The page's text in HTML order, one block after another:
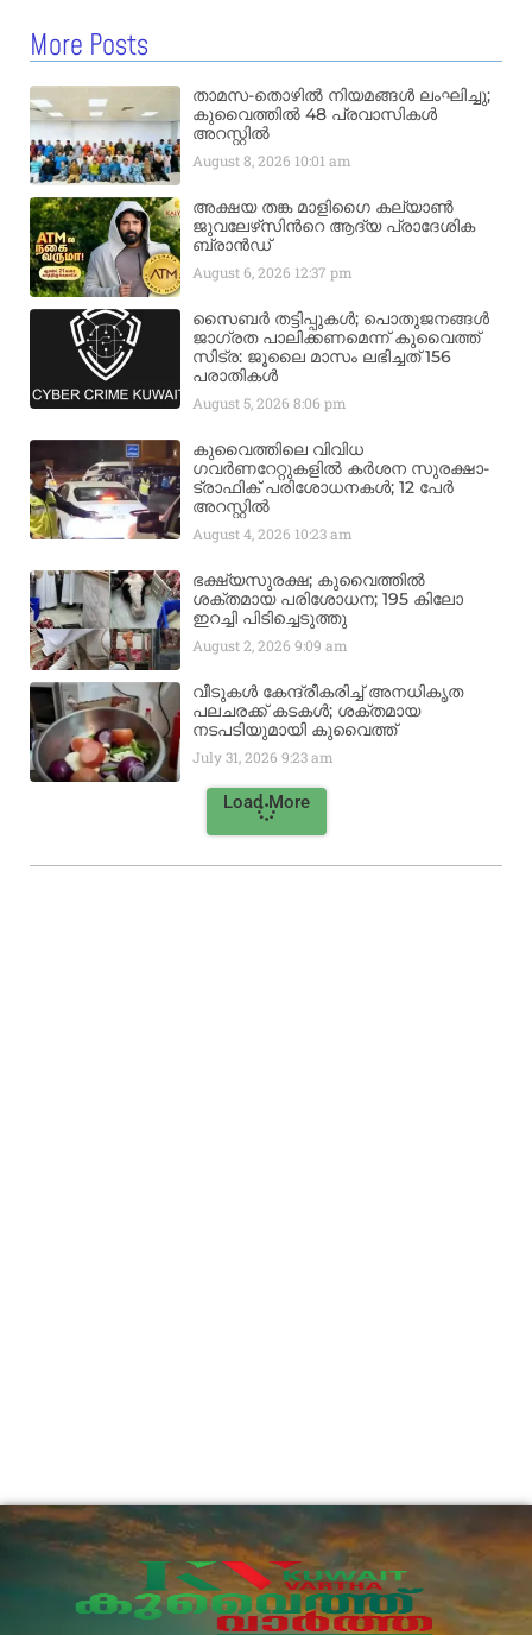
More Posts
താമസ-തൊഴിൽ നിയമങ്ങൾ ലംഘിച്ചു;
കുവൈത്തിൽ 48 പ്രവാസികൾ
അറസ്റ്റിൽ
August 8, 2026 10:01 am
അക്ഷയ തങ്ക മാളിഗൈ കല്യാണ്‍
ജുവലേഴ്‌സിന്‍റെ ആദ്യ പ്രാദേശിക
ബ്രാന്‍ഡ്
August 6, 2026 12:37 pm
സൈബർ തട്ടിപ്പുകൾ; പൊതുജനങ്ങൾ
ജാഗ്രത പാലിക്കണമെന്ന് കുവൈത്ത്
സിട്ര: ജൂലൈ മാസം ലഭിച്ചത് 156
പരാതികൾ
August 5, 20268:06 pm
കുവൈത്തിലെ വിവിധ
ഗവർണറേറ്റുകളിൽ കർശന സുരക്ഷാ-
ട്രാഫിക് പരിശോധനകൾ; 12 പേർ
അറസ്റ്റിൽ
August 4, 2026 10:23 am
ഭക്ഷ്യസുരക്ഷ; കുവൈത്തിൽ
ശക്തമായ പരിശോധന; 195 കിലോ
ഇറച്ചി പിടിച്ചെടുത്തു
August 2, 20269:09 am
വീടുകൾ കേന്ദ്രീകരിച്ച് അനധികൃത
പലചരക്ക് കടകൾ; ശക്തമായ
നടപടിയുമായി കുവൈത്ത്
July 31, 20269:23 am
Load More